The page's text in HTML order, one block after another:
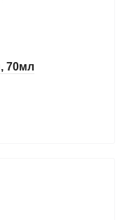
70мл